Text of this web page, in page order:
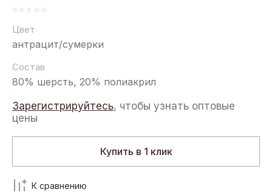
Цвет
антрацит/сумерки
Состав
80% шерсть, 20% полиакрил
Зарегистрируйтесь, чтобы узнать оптовые
цены
Купить в 1 клик
К сравнению